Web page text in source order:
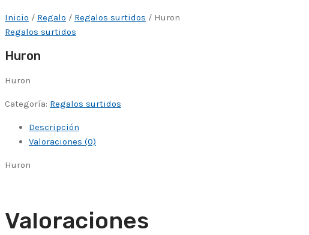
Inicio / Regalo / Regalos surtidos / Huron
Regalos surtidos
Huron
Huron
Categoría: Regalos surtidos
Descripción
Valoraciones (0)
Huron
Valoraciones